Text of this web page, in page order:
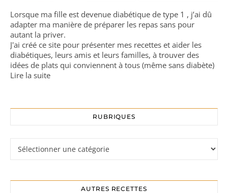
Lorsque ma fille est devenue diabétique de type 1 , j’ai dû
adapter ma manière de préparer les repas sans pour
autant la priver.
J'ai créé ce site pour présenter mes recettes et aider les
diabétiques, leurs amis et leurs familles, à trouver des
idées de plats qui conviennent à tous (même sans diabète)
Lire la suite
RUBRIQUES
AUTRES RECETTES